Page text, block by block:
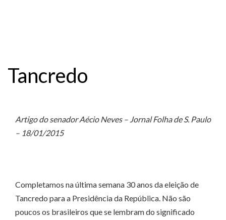
Tancredo
Artigo do senador Aécio Neves – Jornal Folha de S. Paulo
– 18/01/2015
Completamos na última semana 30 anos da eleição de
Tancredo para a Presidência da República. Não são
poucos os brasileiros que se lembram do significado